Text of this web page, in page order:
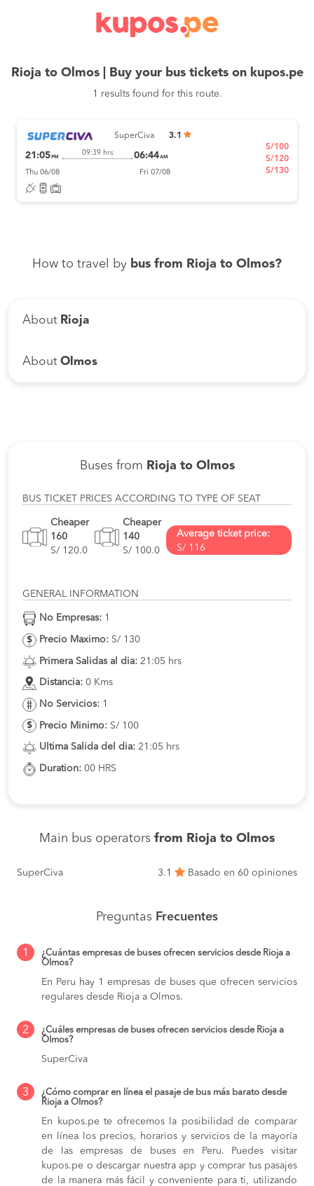
Rioja to Olmos | Buy your bus tickets on kupos.pe
1 results found for this route.
SuperCiva 3.1
21:05 PM
09:39 hrs 06:44AM
Thu 06/08 Fri 07/08
S/100
S/120
S/130
How to travel by bus from Rioja to Olmos?
About Rioja
About Olmos
Buses from Rioja to Olmos
BUS TICKET PRICES ACCORDING TO TYPE OF SEAT
Cheaper
160
S/ 120.0
Cheaper
140
S/ 100.0
Average ticket price:
S/ 116
GENERAL INFORMATION
No Empresas: 1
Precio Maximo: S/ 130
Primera Salidas al dia: 21:05 hrs
Distancia: 0 Kms
No Servicios: 1
Precio Minimo: S/ 100
Ultima Salida del dia: 21:05 hrs
Duration: 00 HRS
Main bus operators from Rioja to Olmos
SuperCiva 3.1 Basado en 60 opiniones
Preguntas Frecuentes
1
¿Cuántas empresas de buses ofrecen servicios desde Rioja a
Olmos?
En Peru hay 1 empresas de buses que ofrecen servicios
regulares desde Rioja a Olmos.
2
¿Cuáles empresas de buses ofrecen servicios desde Rioja a
Olmos?
SuperCiva
3
¿Cómo comprar en línea el pasaje de bus más barato desde
Rioja a Olmos?
En kupos.pe te ofrecemos la posibilidad de comparar
en línea los precios, horarios y servicios de la mayoría
de las empresas de buses en Peru. Puedes visitar
kupos.pe o descargar nuestra app y comprar tus pasajes
de la manera más fácil y conveniente para ti, utilizando